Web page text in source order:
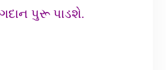
પુરૂ પાડશે.